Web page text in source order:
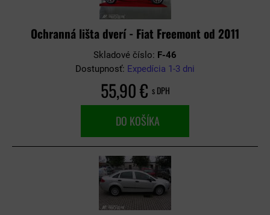
Ochranná lišta dverí - Fiat Freemont od 2011
Skladové číslo: F-46
Dostupnosť: Expedícia 1-3 dni
55,90 € s DPH
DO KOŠÍKA